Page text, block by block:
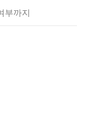
부까지